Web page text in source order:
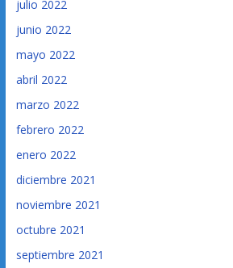
julio 2022
junio 2022
mayo 2022
abril 2022
marzo 2022
febrero 2022
enero 2022
diciembre 2021
noviembre 2021
octubre 2021
septiembre 2021